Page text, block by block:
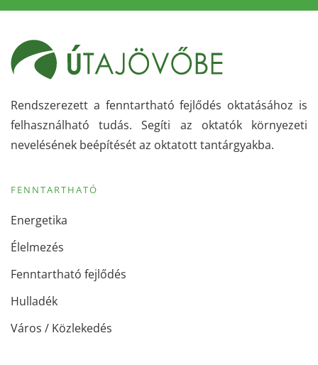
Rendszerezett a fenntartható fejlődés oktatásához is
felhasználható tudás. Segíti az oktatók környezeti
nevelésének beépítését az oktatott tantárgyakba.
FENNTARTHATÓ
Energetika
Élelmezés
Fenntartható fejlődés
Hulladék
Város / Közlekedés